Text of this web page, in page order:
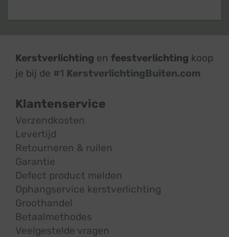
Kerstverlichting en feestverlichting koop
je bij de #1 KerstverlichtingBuiten.com
Klantenservice
Verzendkosten
Levertijd
Retourneren & ruilen
Garantie
Defect product melden
Ophangservice kerstverlichting
Groothandel
Betaalmethodes
Veelgestelde vragen